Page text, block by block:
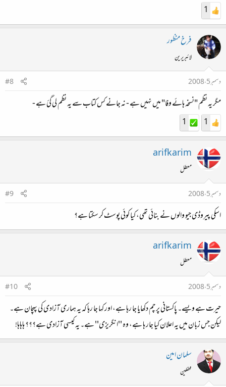
1
فرخ منظور
لائبریرین
دسمبر 5، 2008
#8
مگر یہ نظم "نسخہ ہائے وفا" میں نہیں ہے - نہ جانے کس کتاب سے یہ نظم لی گئ ہے -
1
1
arifkarim
معطل
دسمبر 5، 2008
#9
اسکی پیروڈی جیو والوں نے بنائی تھی، کیا کوئی پوسٹ کر سکتا ہے؟
arifkarim
معطل
دسمبر 5، 2008
#10
حیرت ہے ویسے۔ پاکستانی پرچم دکھایا جا رہا ہے، اور کہا جا رہا کہ یہ ہماری آزادی کی پہچان ہے۔
لیکن جس زبان میں یہ اعلان کیا جار ہا ہے، وہ ''انگریزی'' ہے۔ یہ کیسی آزادی ہے؟؟؟ ہاہاہا!
سلمان امین
محفلین